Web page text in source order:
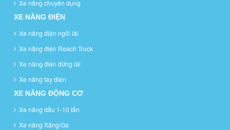
Xe nâng chuyên dụng
XE NÂNG ĐIỆN
Xe nâng điện ngồi lái
Xe nâng điện Reach Truck
Xe nâng điện đứng lái
Xe nâng tay điện
XE NÂNG ĐỘNG CƠ
Xe nâng dầu 1-10 tấn
Xe nâng Xăng/Ga